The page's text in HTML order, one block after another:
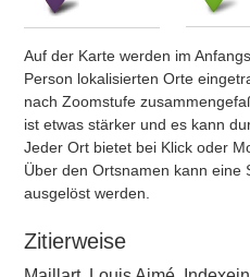
Auf der Karte werden im
Person lokalisierten Orte
nach Zoomstufe
ist etwas stärker und es kann
Jeder Ort bietet bei Klick oder
Über den Ortsnamen kann eine
ausgelöst werden.
Zitierweise